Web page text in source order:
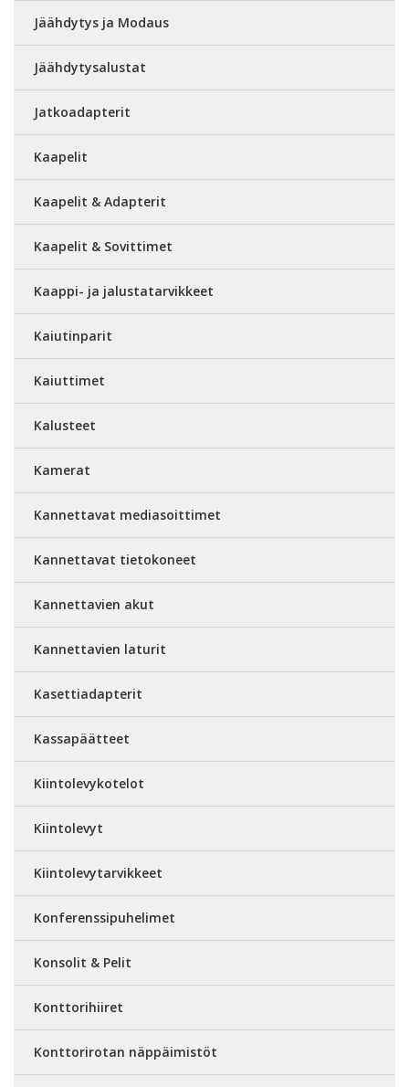
Jäähdytys ja Modaus
Jäähdytysalustat
Jatkoadapterit
Kaapelit
Kaapelit & Adapterit
Kaapelit & Sovittimet
Kaappi- ja jalustatarvikkeet
Kaiutinparit
Kaiuttimet
Kalusteet
Kamerat
Kannettavat mediasoittimet
Kannettavat tietokoneet
Kannettavien akut
Kannettavien laturit
Kasettiadapterit
Kassapäätteet
Kiintolevykotelot
Kiintolevyt
Kiintolevytarvikkeet
Konferenssipuhelimet
Konsolit & Pelit
Konttorihiiret
Konttorirotan näppäimistöt